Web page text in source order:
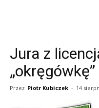
Jura z
„okręgówkę”
Przez Piotr Kubiczek - 14